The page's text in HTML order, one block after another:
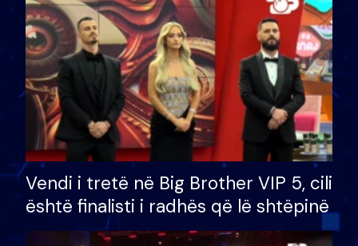
Vendi i tretë në Big Brother VIP 5, cili
është finalisti i radhës që lë shtëpinë